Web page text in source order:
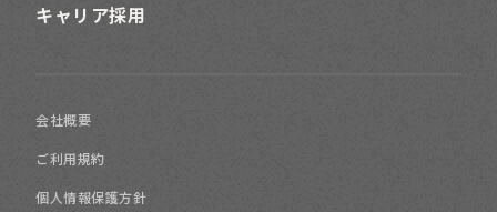
キャリア採用
会社概要
ご利用規約
個人情報保護方針